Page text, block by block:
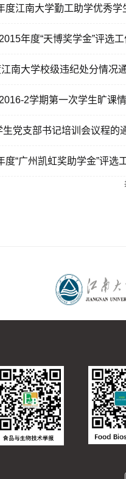
度江南大学勤工助学优秀学
年度“天博奖学金”评选
南大学校级违纪处分情况
2学期第一次学生旷课
党支部书记培训会议程的
度“广州凯虹奖助学金”评选